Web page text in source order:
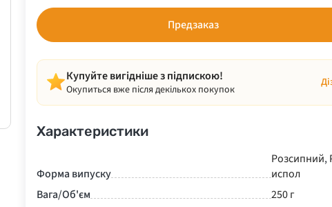
Предзаказ
Купуйте вигідніше з підпискою!
Окупиться вже після декількох покупок
Характеристики
Форма випуску
Розсипний,
испол
Вага/Об'єм
250 г